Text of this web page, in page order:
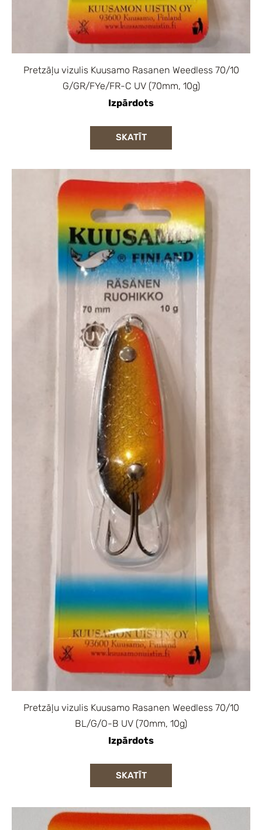
Pretzāļu vizulis Kuusamo Rasanen Weedless 70/10
G/GR/FYe/FR-C UV (70mm, 10g)
Izpārdots
SKATĪT
Pretzāļu vizulis Kuusamo Rasanen Weedless 70/10
BL/G/O-B UV (70mm, 10g)
Izpārdots
SKATĪT